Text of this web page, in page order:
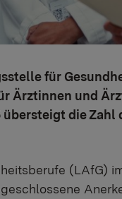
für
Ärztinnen und
übersteigt die
(LAfG)